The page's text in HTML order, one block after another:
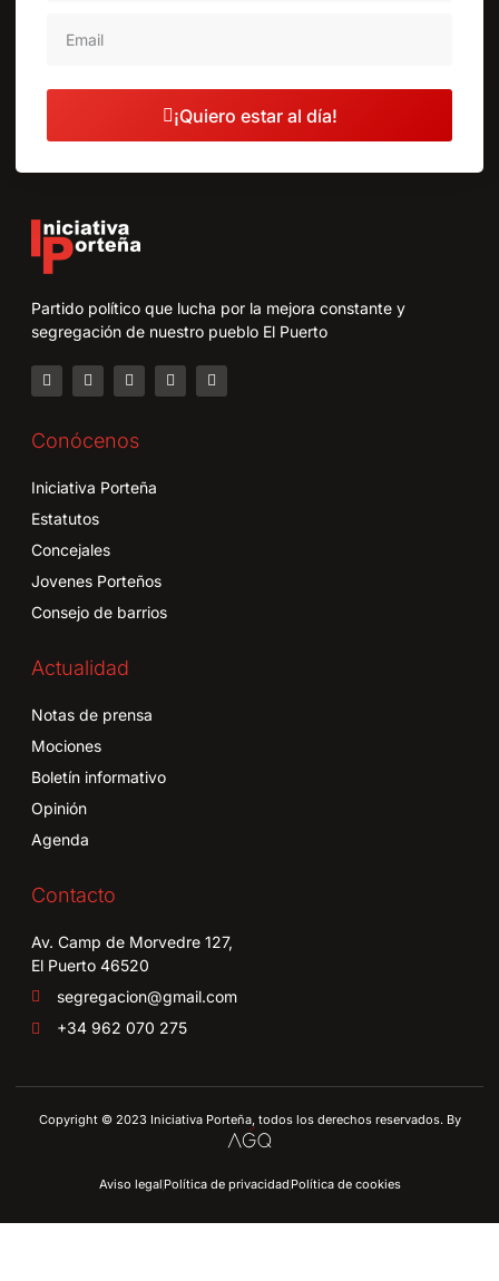
¡Quiero estar al día!
Partido político que lucha por la mejora constante y
segregación de nuestro pueblo El Puerto
Conócenos
Iniciativa Porteña
Estatutos
Concejales
Jovenes Porteños
Consejo de barrios
Actualidad
Notas de prensa
Mociones
Boletín informativo
Opinión
Agenda
Contacto
Av. Camp de Morvedre 127,
El Puerto 46520
segregacion@gmail.com
+34 962 070 275
Copyright © 2023 Iniciativa Porteña, todos los derechos reservados. By
Aviso legalPolítica de privacidadPolítica de cookies